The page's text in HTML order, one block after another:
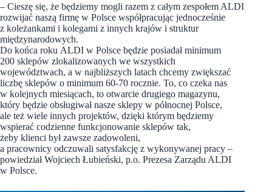
– Cieszę się, że będziemy mogli razem z całym zespołem ALDI
rozwijać naszą firmę w Polsce współpracując jednocześnie
z koleżankami i kolegami z innych krajów i struktur
międzynarodowych.
Do końca roku ALDI w Polsce będzie posiadał minimum
200 sklepów zlokalizowanych we wszystkich
województwach, a w najbliższych latach chcemy zwiększać
liczbę sklepów o minimum 60-70 rocznie. To, co czeka nas
w kolejnych miesiącach, to otwarcie drugiego magazynu,
który będzie obsługiwał nasze sklepy w północnej Polsce,
ale też wiele innych projektów, dzięki którym będziemy
wspierać codzienne funkcjonowanie sklepów tak,
żeby klienci był zawsze zadowoleni,
a pracownicy odczuwali satysfakcję z wykonywanej pracy –
powiedział Wojciech Łubieński, p.o. Prezesa Zarządu ALDI
w Polsce.